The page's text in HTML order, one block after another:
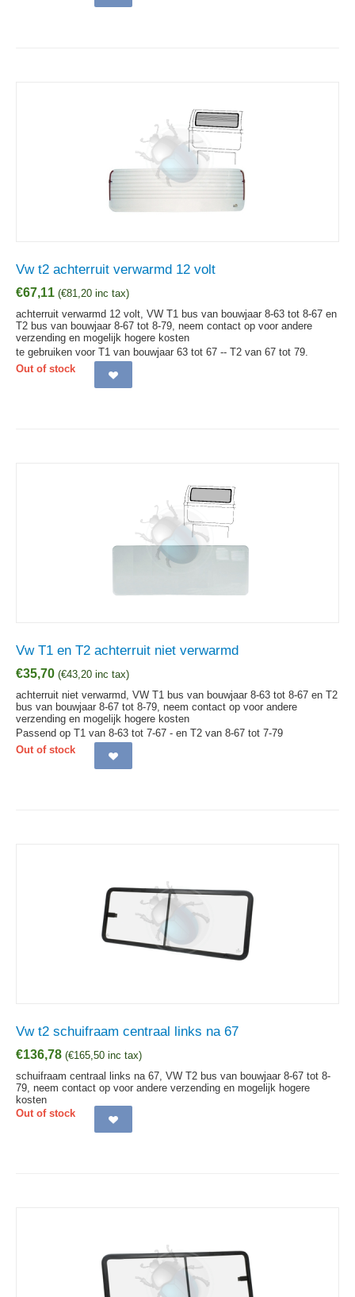
Vw t2 achterruit verwarmd 12 volt
€67,11 (€81,20 inc tax)
achterruit verwarmd 12 volt, VW T1 bus van bouwjaar 8-63 tot 8-67 en
T2 bus van bouwjaar 8-67 tot 8-79, neem contact op voor andere
verzending en mogelijk hogere kosten
te gebruiken voor T1 van bouwjaar 63 tot 67 -- T2 van 67 tot 79.
Out of stock
Vw T1 en T2 achterruit niet verwarmd
€35,70 (€43,20 inc tax)
achterruit niet verwarmd, VW T1 bus van bouwjaar 8-63 tot 8-67 en T2
bus van bouwjaar 8-67 tot 8-79, neem contact op voor andere
verzending en mogelijk hogere kosten
Passend op T1 van 8-63 tot 7-67 - en T2 van 8-67 tot 7-79
Out of stock
Vw t2 schuifraam centraal links na 67
€136,78 (€165,50 inc tax)
schuifraam centraal links na 67, VW T2 bus van bouwjaar 8-67 tot 8-
79, neem contact op voor andere verzending en mogelijk hogere
kosten
Out of stock